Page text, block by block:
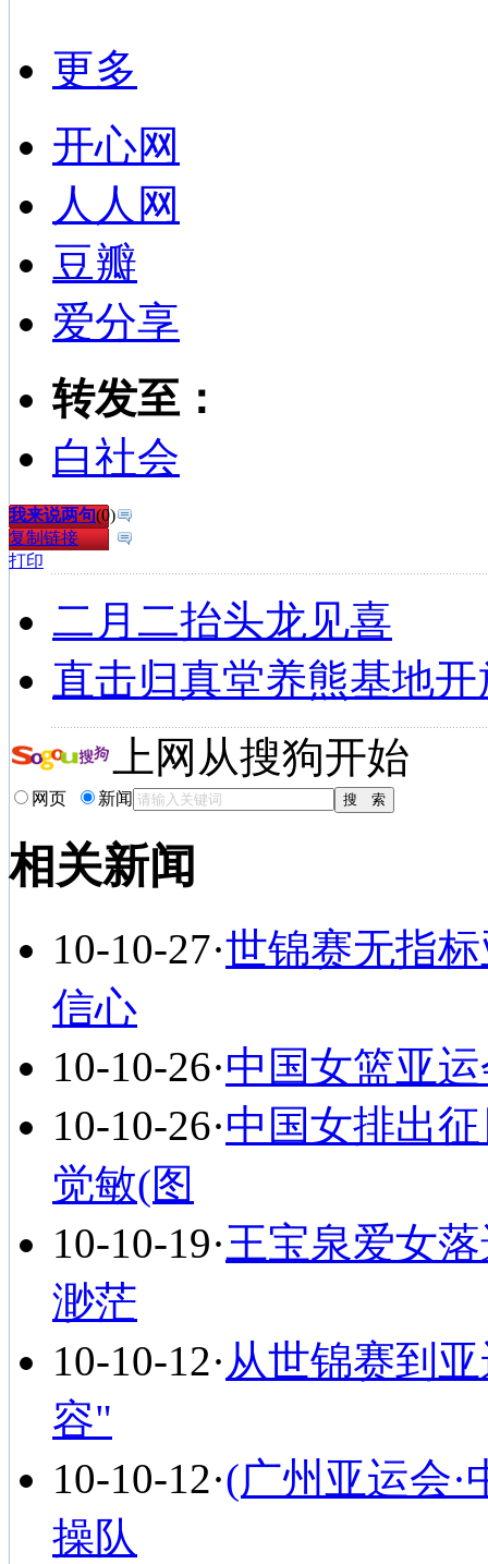
更多
开心网
人人网
豆瓣
爱分享
转发至：
白社会
我来说两句(0)
复制链接
打印
二月二抬头龙见喜
直击归真堂养熊基地开
上网从搜狗开始
网页 新闻
相关新闻
10-10-27·世锦赛无指
信心
10-10-26·中国女篮亚
10-10-26·中国女排出
觉敏(图
10-10-19·王宝泉爱女
渺茫
10-10-12·从世锦赛到
容"
10-10-12·(广州亚运会·
操队